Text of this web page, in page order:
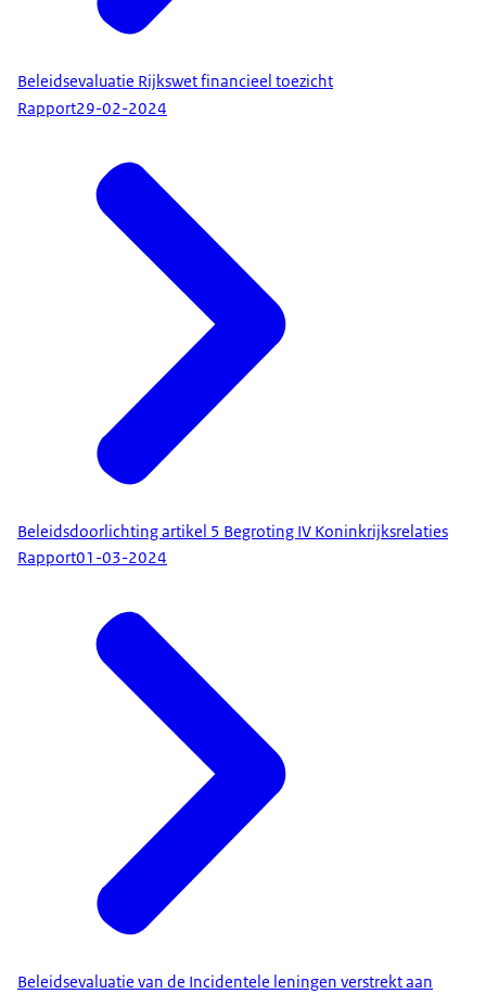
Beleidsevaluatie Rijkswet financieel toezicht
Rapport29-02-2024
Beleidsdoorlichting artikel 5 Begroting IV Koninkrijksrelaties
Rapport01-03-2024
Beleidsevaluatie van de Incidentele leningen verstrekt aan